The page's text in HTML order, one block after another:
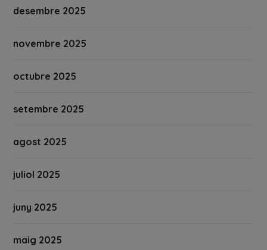
desembre 2025
novembre 2025
octubre 2025
setembre 2025
agost 2025
juliol 2025
juny 2025
maig 2025